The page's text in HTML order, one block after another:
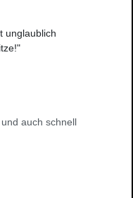
unglaublich
auch schnell